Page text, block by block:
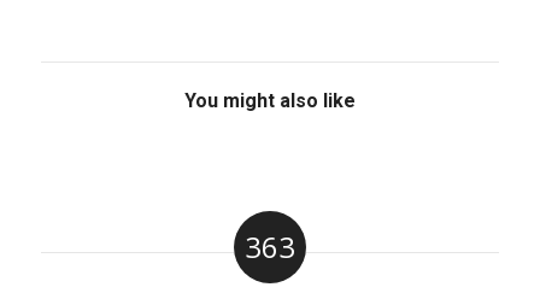
You might also like
363